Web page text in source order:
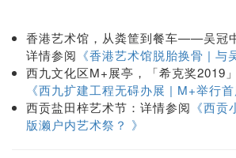
香港艺术馆，从粪筐到餐车——吴冠
详情参阅 《香港艺术馆脱胎换骨 | 与
西九文化区M+展亭，「希克奖2019
《西九扩建工程无碍办展 | M+举行首
西贡盐田梓艺术节：详情参阅 《西
版濑户内艺术祭？ 》